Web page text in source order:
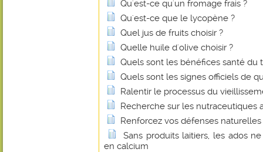
Qu'est-ce qu'un fromage frais ?
Qu'est-ce que le lycopène ?
Quel jus de fruits choisir ?
Quelle huile d'olive choisir ?
Quels sont les bénéfices santé du
Quels sont les signes officiels de
Ralentir le processus du
Recherche sur les nutraceutiques
Renforcez vos défenses naturelles
Sans produits laitiers, les ados
en calcium